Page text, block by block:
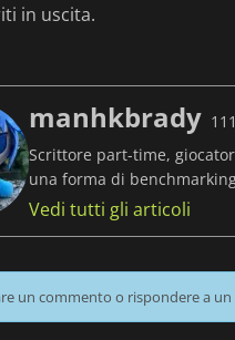
in uscita.
manhkbrady
Scrittore part-time,
una forma di
Vedi tutti gli articoli
un commento o rispondere a un